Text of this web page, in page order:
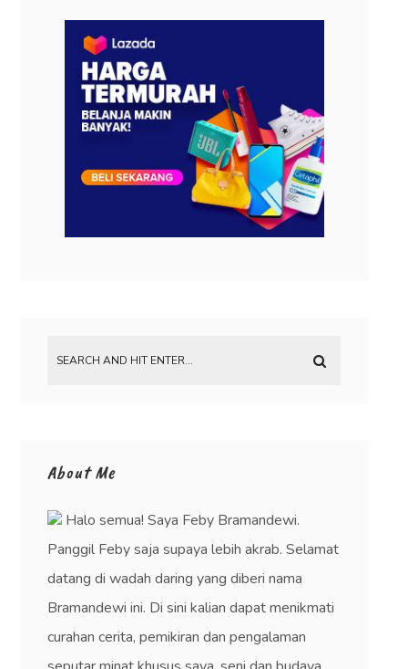
About Me
Halo semua! Saya Feby Bramandewi.
Panggil Feby saja supaya lebih akrab. Selamat
datang di wadah daring yang diberi nama
Bramandewi ini. Di sini kalian dapat menikmati
curahan cerita, pemikiran dan pengalaman